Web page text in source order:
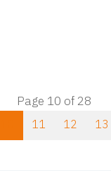
Page 10 of 28
11 12 13